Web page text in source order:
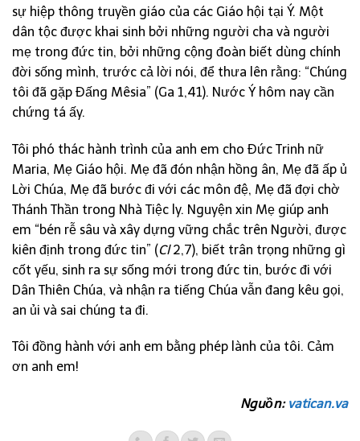
sự hiệp thông truyền giáo của các Giáo hội tại Ý. Một
dân tộc được khai sinh bởi những người cha và người
mẹ trong đức tin, bởi những cộng đoàn biết dùng chính
đời sống mình, trước cả lời nói, để thưa lên rằng: “Chúng
tôi đã gặp Đấng Mêsia” (Ga 1,41). Nước Ý hôm nay cần
chứng tá ấy.
Tôi phó thác hành trình của anh em cho Đức Trinh nữ
Maria, Mẹ Giáo hội. Mẹ đã đón nhận hồng ân, Mẹ đã ấp ủ
Lời Chúa, Mẹ đã bước đi với các môn đệ, Mẹ đã đợi chờ
Thánh Thần trong Nhà Tiệc ly. Nguyện xin Mẹ giúp anh
em “bén rễ sâu và xây dựng vững chắc trên Người, được
kiên định trong đức tin” (Cl2,7), biết trân trọng những gì
cốt yếu, sinh ra sự sống mới trong đức tin, bước đi với
Dân Thiên Chúa, và nhận ra tiếng Chúa vẫn đang kêu gọi,
an ủi và sai chúng ta đi.
Tôi đồng hành với anh em bằng phép lành của tôi. Cảm
ơn anh em!
Nguồn: vatican.va